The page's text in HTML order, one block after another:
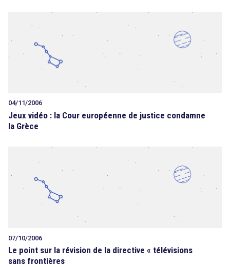
04/11/2006
Jeux vidéo : la Cour européenne de justice condamne
la Grèce
07/10/2006
Le point sur la révision de la directive « télévisions
sans frontières